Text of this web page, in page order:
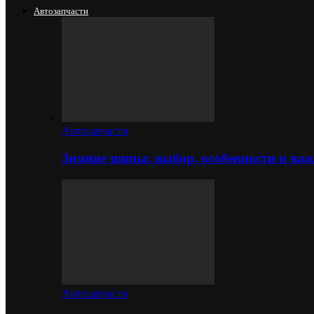
Автозапчасти
Автозапчасти
Зимние шины: выбор, особенности и
Автозапчасти